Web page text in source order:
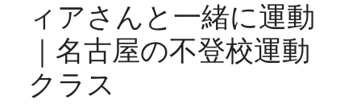
ィアさんと一緒に運動
｜名古屋の不登校運動
クラス